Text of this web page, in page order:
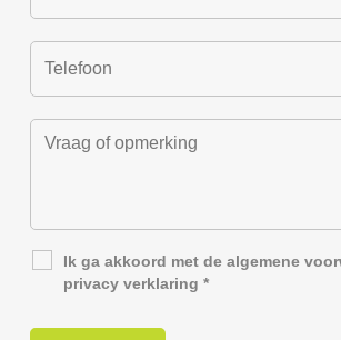
Ik ga akkoord met dealgemene
privacy verklaring *